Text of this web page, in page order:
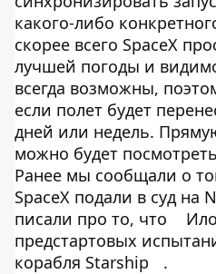
какого-либо
скорее всего SpaceX
лучшей погоды и
всегда возможны,
если полет будет
дней или недель.
можно будет посмотреть
Ранее мы сообщали о
SpaceX подали в суд на
писали про то, что
предстартовых
корабля Starship
.